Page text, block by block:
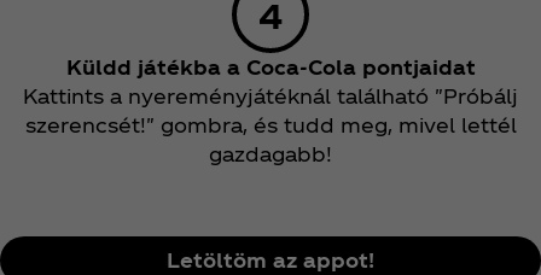
Küldd játékba a Coca‑Cola pontjaidat
Kattints a nyereményjátéknál található "Próbálj
szerencsét!" gombra, és tudd meg, mivel lettél
gazdagabb!
Letöltöm az appot!